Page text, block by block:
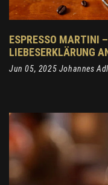
ESPRESSO MARTINI
LIEBESERKLÄRUNG
Jun 05, 2025 Johannes